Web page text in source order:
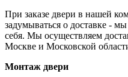
При заказе двери в нашей
задумываться о доставке -
себя. Мы осуществляем
Москве и Московской
Монтаж двери